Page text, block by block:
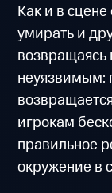
Как и в
умирать и
возвращаясь
неуязвимым:
игрокам
правильное
окружение в